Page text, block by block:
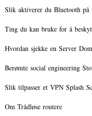
Slik aktiverer du Bluetooth på
Ting du kan bruke for å
Hvordan sjekke en Server
Berømte social engineering
Slik tilpasser et VPN Splash
Om Trådløse routere